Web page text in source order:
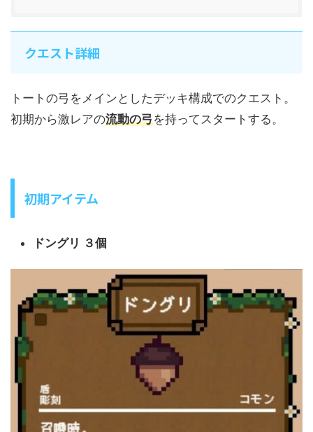
クエスト詳細
トートの弓をメインとしたデッキ構成でのクエスト。
初期から激レアの流動の弓を持ってスタートする。
初期アイテム
ドングリ ３個